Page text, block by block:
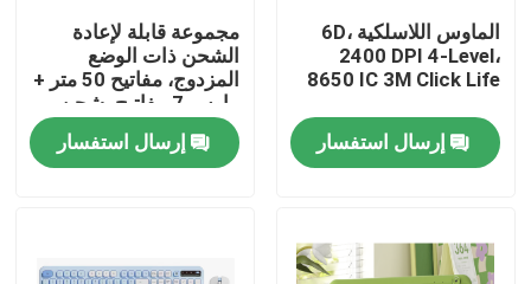
الماوس اللاسلكية 6D،
2400 DPI 4-Level،
8650 IC 3M Click Life
إرسال استفسار
مجموعة قابلة لإعادة
الشحن ذات الوضع
المزدوج، مفاتيح 50 متر +
ماوس 7 مفاتيح، شحن
سريع من النوع C
إرسال استفسار